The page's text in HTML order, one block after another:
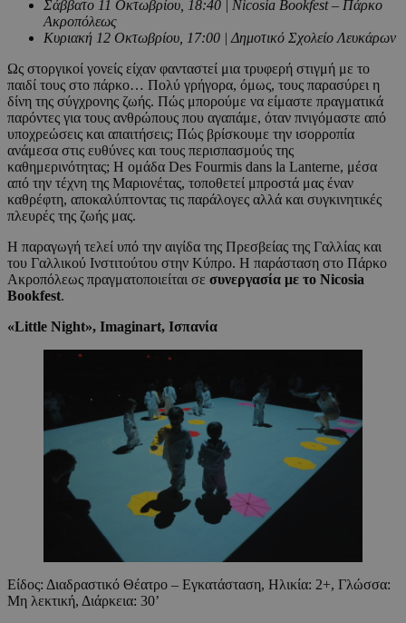
Σάββατο 11 Οκτωβρίου, 18:40 | Nicosia Bookfest – Πάρκο
Ακροπόλεως
Κυριακή 12 Οκτωβρίου, 17:00 | Δημοτικό Σχολείο Λευκάρων
Ως στοργικοί γονείς είχαν φανταστεί μια τρυφερή στιγμή με το
παιδί τους στο πάρκο… Πολύ γρήγορα, όμως, τους παρασύρει η
δίνη της σύγχρονης ζωής. Πώς μπορούμε να είμαστε πραγματικά
παρόντες για τους ανθρώπους που αγαπάμε, όταν πνιγόμαστε από
υποχρεώσεις και απαιτήσεις; Πώς βρίσκουμε την ισορροπία
ανάμεσα στις ευθύνες και τους περισπασμούς της
καθημερινότητας; Η ομάδα Des Fourmis dans la Lanterne, μέσα
από την τέχνη της Μαριονέτας, τοποθετεί μπροστά μας έναν
καθρέφτη, αποκαλύπτοντας τις παράλογες αλλά και συγκινητικές
πλευρές της ζωής μας.
Η παραγωγή τελεί υπό την αιγίδα της Πρεσβείας της Γαλλίας και
του Γαλλικού Ινστιτούτου στην Κύπρο. Η παράσταση στο Πάρκο
Ακροπόλεως πραγματοποιείται σε συνεργασία με το Nicosia
Bookfest.
«Little Night», Imaginart, Ισπανία
Είδος: Διαδραστικό Θέατρο – Εγκατάσταση, Ηλικία: 2+, Γλώσσα:
Μη λεκτική, Διάρκεια: 30’